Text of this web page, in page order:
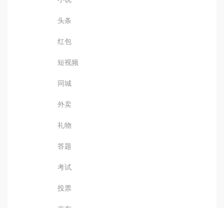
头条
红包
短视频
同城
外卖
礼物
答题
考试
投票